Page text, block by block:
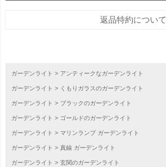
返品特約について
ガーデンライト アンティークなガーデンライト
ガーデンライト くもりガラスのガーデンライト
ガーデンライト ブラックのガーデンライト
ガーデンライト ゴールドのガーデンライト
ガーデンライト マリンランプ ガーデンライト
ガーデンライト 真鍮 ガーデンライト
ガーデンライト 玄関のガーデンライト